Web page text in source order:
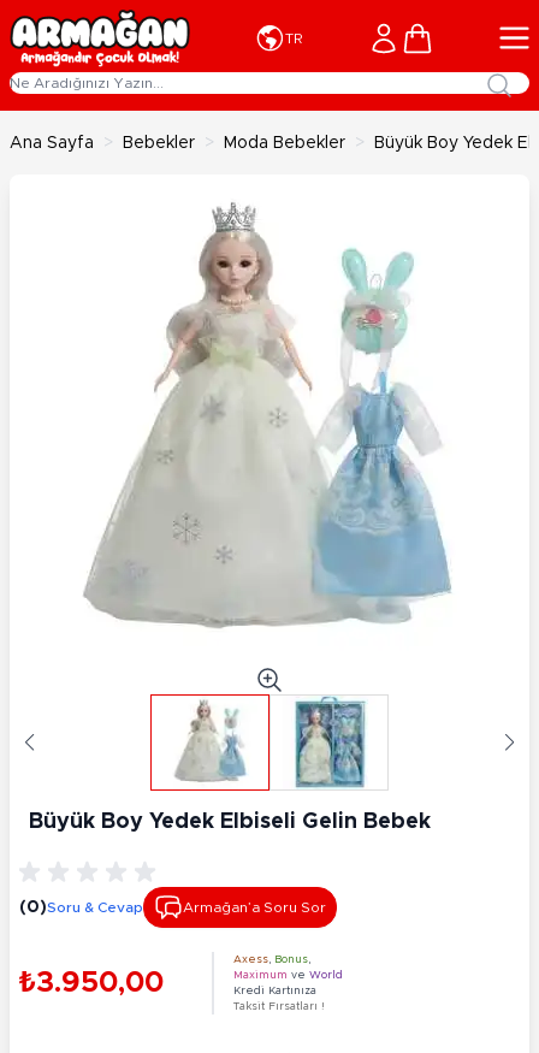
İçeriğe geç
TR Cart
Ana Sayfa > Bebekler > Moda Bebekler > Büyük Boy Yedek
Büyük Boy Yedek Elbiseli Gelin Bebek
(0)Soru & Cevap Armağan’a Soru Sor
₺3.950,00
Axess Bonus
Maximum ve World
Kredi Kartınıza
Taksit Fırsatları !